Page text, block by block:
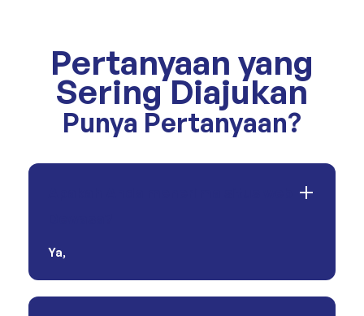
Pertanyaan yang
Sering Diajukan
Punya Pertanyaan?
Ya,